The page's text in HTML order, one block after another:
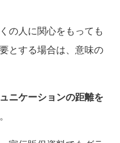
の人に関心をもっても
とする場合は、意味の
ニケーションの距離を